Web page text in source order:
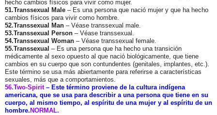
hecho cambios físicos para vivir como mujer.
51.Transsexual Male – Es una persona que nació mujer y que ha hecho
cambios físicos para vivir como hombre.
52.Transsexual Man – Véase transsexual male.
53.Transsexual Person – Véase transsexual.
54.Transsexual Woman – Véase transsexual female.
55.Transsexual – Es una persona que ha hecho una transición
médicamente al sexo opuesto al que nació biológicamente, que tiene
cambios en su cuerpo que son contundentes (genitales, implantes, etc.).
Este término se usa más abiertamente para referirse a características
sexuales, más que a comportamientos.
56.Two-Spirit – Este término proviene de la cultura indígena
americana, que se usa para describir a una persona que tiene en su
cuerpo, al mismo tiempo, al espíritu de una mujer y al espíritu de un
hombre. NORMAL.